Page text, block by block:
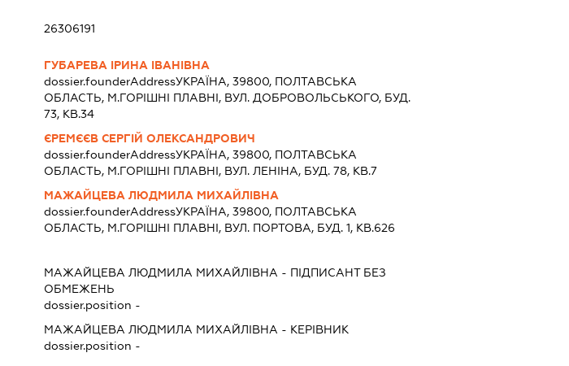
26306191
ГУБАРЕВА ІРИНА ІВАНІВНА
dossier.founderAddressУКРАЇНА, 39800, ПОЛТАВСЬКА
ОБЛАСТЬ, М.ГОРIШНI ПЛАВНI, ВУЛ. ДОБРОВОЛЬСЬКОГО, БУД.
73, КВ.34
ЄРЕМЄЄВ СЕРГІЙ ОЛЕКСАНДРОВИЧ
dossier.founderAddressУКРАЇНА, 39800, ПОЛТАВСЬКА
ОБЛАСТЬ, М.ГОРIШНI ПЛАВНI, ВУЛ. ЛЕНІНА, БУД. 78, КВ.7
МАЖАЙЦЕВА ЛЮДМИЛА МИХАЙЛІВНА
dossier.founderAddressУКРАЇНА, 39800, ПОЛТАВСЬКА
ОБЛАСТЬ, М.ГОРIШНI ПЛАВНI, ВУЛ. ПОРТОВА, БУД. 1, КВ.626
МАЖАЙЦЕВА ЛЮДМИЛА МИХАЙЛІВНА - ПІДПИСАНТБЕЗ
ОБМЕЖЕНЬ
dossier.position -
МАЖАЙЦЕВА ЛЮДМИЛА МИХАЙЛІВНА - КЕРІВНИК
dossier.position -